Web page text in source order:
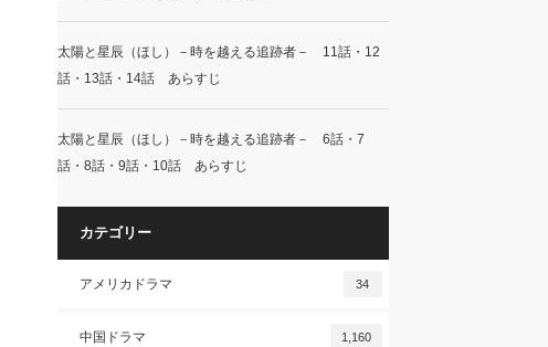
太陽と星辰（ほし）－時を越える追跡者－ 11話・12
話・13話・14話 あらすじ
太陽と星辰（ほし）－時を越える追跡者－ 6話・7
話・8話・9話・10話 あらすじ
カテゴリー
アメリカドラマ 34
中国ドラマ 1,160